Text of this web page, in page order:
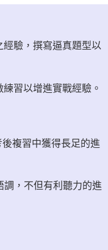
驗，撰寫逼真題型以
習以增進實戰經驗。
複習中獲得長足的進
，不但有利聽力的進